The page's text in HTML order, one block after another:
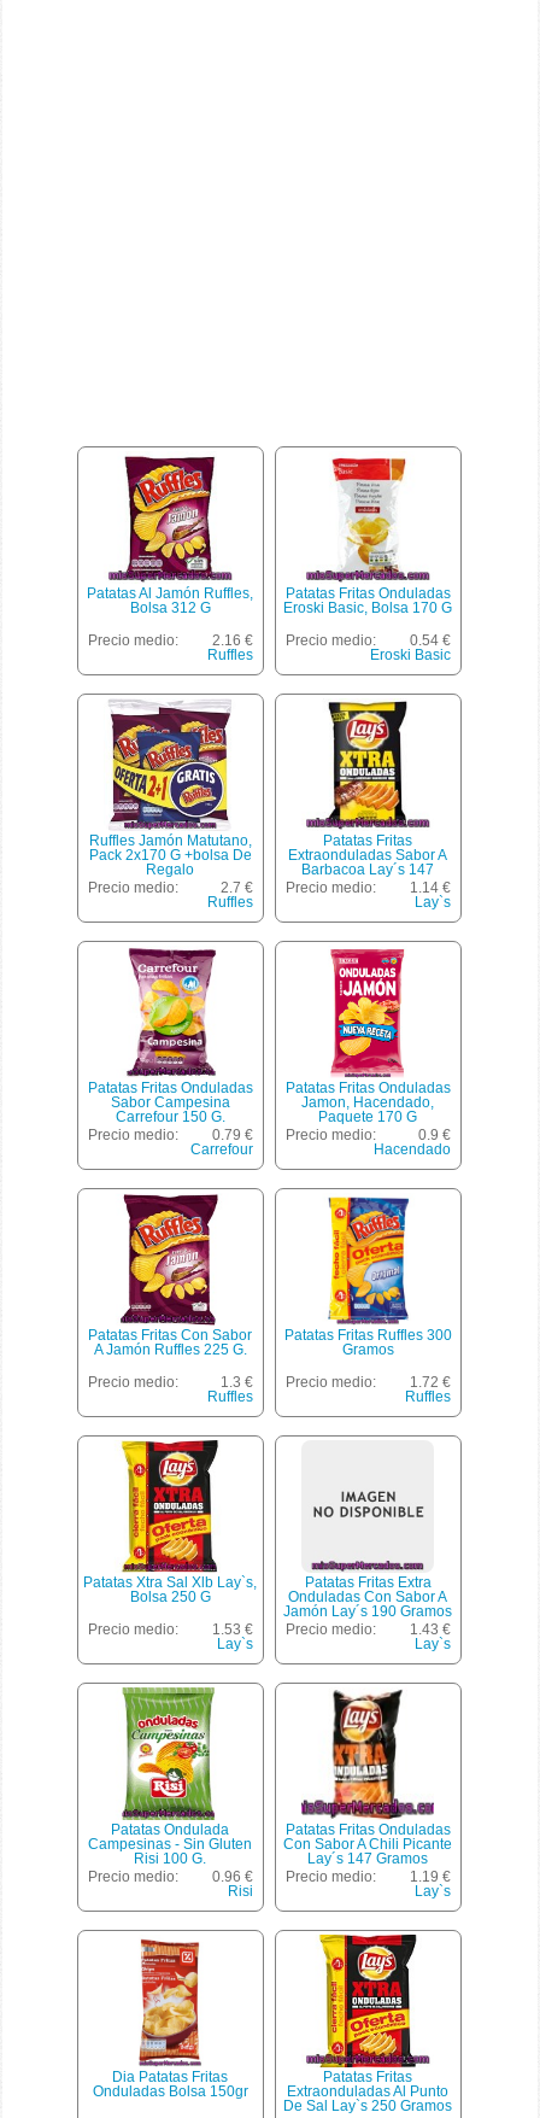
Patatas Al Jamón Ruffles,
Bolsa 312 G
Precio medio:
2.16 €
Ruffles
Patatas Fritas Onduladas
Eroski Basic, Bolsa 170 G
Precio medio:
0.54 €
Eroski Basic
Ruffles Jamón Matutano,
Pack 2x170 G +bolsa De
Regalo
Precio medio:
2.7 €
Ruffles
Patatas Fritas
Extraonduladas Sabor A
Barbacoa Lay´s 147
Gramos
Precio medio:
1.14 €
Lay`s
Patatas Fritas Onduladas
Sabor Campesina
Carrefour 150 G.
Precio medio:
0.79 €
Carrefour
Patatas Fritas Onduladas
Jamon, Hacendado,
Paquete 170 G
Precio medio:
0.9 €
Hacendado
Patatas Fritas Con Sabor
A Jamón Ruffles 225 G.
Precio medio:
1.3 €
Ruffles
Patatas Fritas Ruffles 300
Gramos
Precio medio:
1.72 €
Ruffles
Patatas Xtra Sal Xlb Lay`s,
Bolsa 250 G
Precio medio:
1.53 €
Lay`s
Patatas Fritas Extra
Onduladas Con Sabor A
Jamón Lay´s 190 Gramos
Precio medio:
1.43 €
Lay`s
Patatas Ondulada
Campesinas - Sin Gluten
Risi 100 G.
Precio medio:
0.96 €
Risi
Patatas Fritas Onduladas
Con Sabor A Chili Picante
Lay´s 147 Gramos
Precio medio:
1.19 €
Lay`s
Dia Patatas Fritas
Onduladas Bolsa 150gr
Patatas Fritas
Extraonduladas Al Punto
De Sal Lay`s 250 Gramos